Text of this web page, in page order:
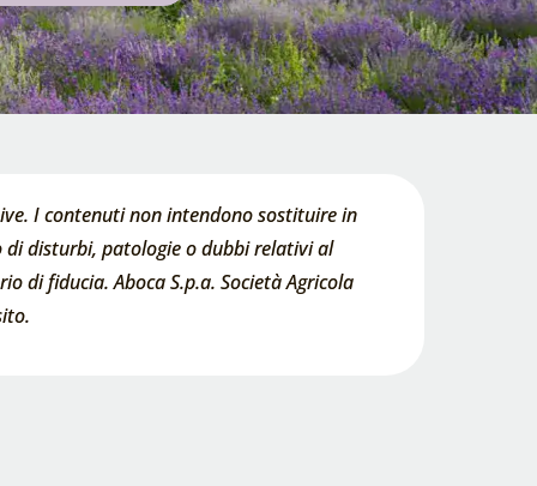
I contenuti non intendono sostituire in
disturbi, patologie o dubbi relativi al
di fiducia. Aboca S.p.a. Società Agricola